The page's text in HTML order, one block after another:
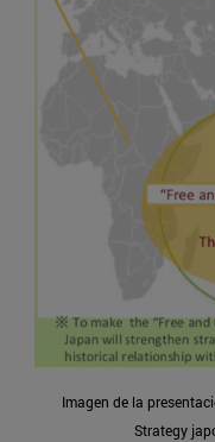
Imagen de la
Strategy